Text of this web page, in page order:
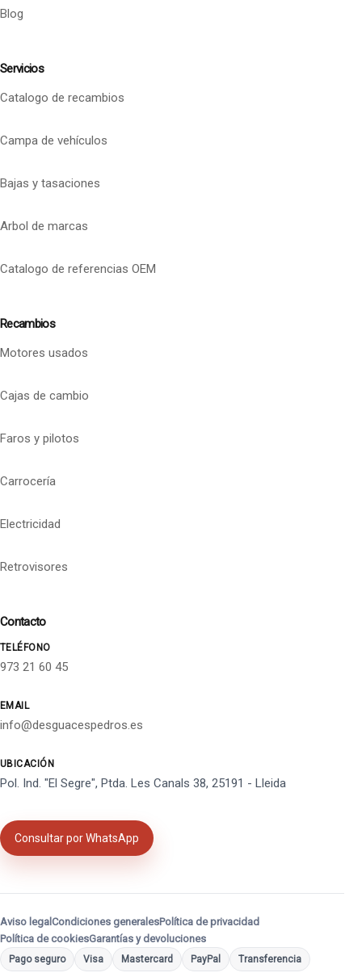
Blog
Servicios
Catalogo de recambios
Campa de vehículos
Bajas y tasaciones
Arbol de marcas
Catalogo de referencias OEM
Recambios
Motores usados
Cajas de cambio
Faros y pilotos
Carrocería
Electricidad
Retrovisores
Contacto
TELÉFONO
973 21 60 45
EMAIL
info@desguacespedros.es
UBICACIÓN
Pol. Ind. "El Segre", Ptda. Les Canals 38, 25191 - Lleida
Consultar por WhatsApp
Aviso legal Condiciones generalesPolítica de privacidad
Política de cookiesGarantías y devoluciones
Pago seguro Visa Mastercard PayPal Transferencia